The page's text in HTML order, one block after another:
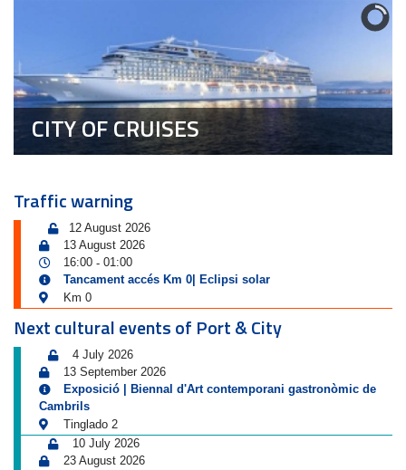
CITY OF CRUISES
Traffic warning
12 August 2026
13 August 2026
16:00 - 01:00
Tancament accés Km 0| Eclipsi solar
Km 0
Next cultural events of Port & City
4 July 2026
13 September 2026
Exposició | Biennal d'Art contemporani gastronòmic de
Cambrils
Tinglado 2
10 July 2026
23 August 2026